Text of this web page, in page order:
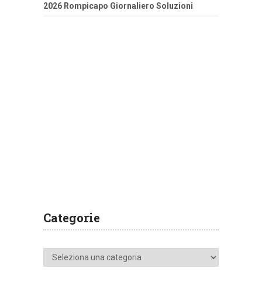
2026 Rompicapo Giornaliero Soluzioni
Categorie
Categorie